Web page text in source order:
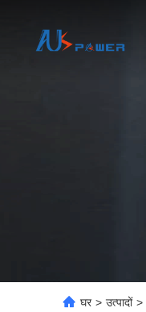
घर > उत्पादों >